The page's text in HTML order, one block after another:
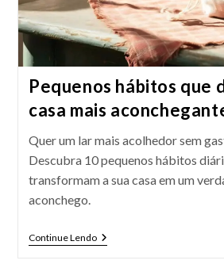
Pequenos hábitos que
casa mais
Quer um lar mais acolhedor sem
Descubra 10 pequenos hábitos
transformam a sua casa em um
aconchego.
Continue LendoPequenos
Hábitos